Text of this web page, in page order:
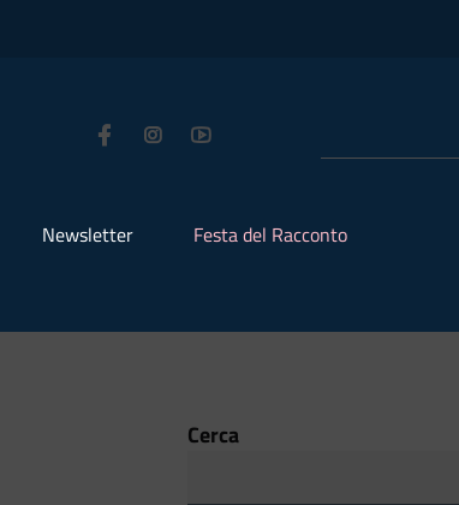
Newsletter Festa del Racconto
Cerca